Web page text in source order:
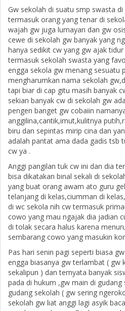
Gw sekolah di suatu smp swasta
termasuk orang yang tenar di
wajah gw juga lumayan dan gw
cewe di sekolah gw banyak yang
hanya sedikit cw yang gw ajak
termasuk sekolah swasta yang
engga sekola gw menang sesuatu
mengharumkan nama sekolah
tapi biar di cap gitu masih banyak
sekian banyak cw di sekolah gw
pengen banget gw cobaiin
anggilina,cantik,imut,kulitnya
biru dan sepintas mirip cina dan
adalah pantat ama dada gadis tsb
cw ya .
Anggi pangilan tuk cw ini dan dia
bisa dikatakan binal sekali di
yang buat orang awam ato guru
telanjang di kelas,ciumman di
di wc sekola nih cw termasuk
cowo yang mau ngajak dia jadian
di tolak secara halus karena
sembarang cowo yang masukin
Pas hari senin pagi seperti biasa
engga biasanya gw terlambat ( gw
sekalipun ) dan ternyata banyak
pada di hukum ,gw main di
gudang sekolah ( gw sering
sekolah gw liat anggi lagi asyik